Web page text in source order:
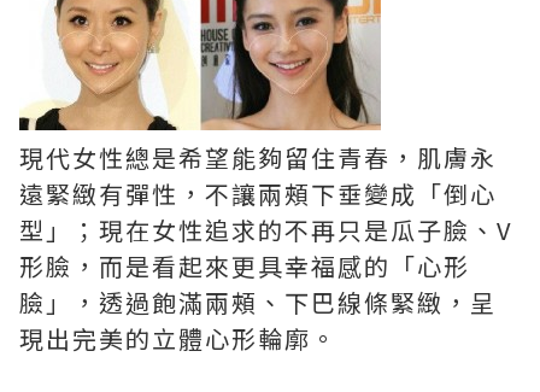
現代女性總是希望能夠留住青春，肌膚永
遠緊緻有彈性，不讓兩頰下垂變成「倒心
型」；現在女性追求的不再只是瓜子臉、V
形臉，而是看起來更具幸福感的「心形
臉」，透過飽滿兩頰、下巴線條緊緻，呈
現出完美的立體心形輪廓。